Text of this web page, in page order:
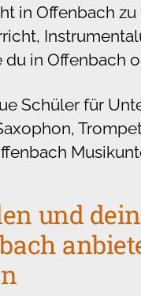
in Offenbach
in Offenbach
Schüler für
und